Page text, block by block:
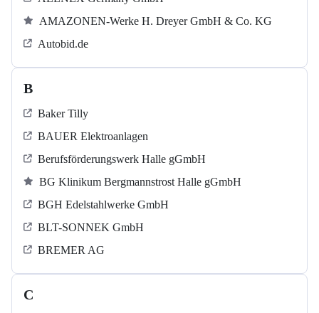
AMAZONEN-Werke H. Dreyer GmbH & Co. KG
Autobid.de
B
Baker Tilly
BAUER Elektroanlagen
Berufsförderungswerk Halle gGmbH
BG Klinikum Bergmannstrost Halle gGmbH
BGH Edelstahlwerke GmbH
BLT-SONNEK GmbH
BREMER AG
C